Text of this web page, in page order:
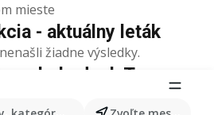
mieste
- aktuálny leták
žiadne výsledky.
v obchodoch Tesco